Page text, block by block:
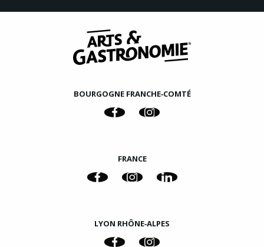
BOURGOGNE FRANCHE‑COMTÉ
FRANCE
LYON RHÔNE‑ALPES